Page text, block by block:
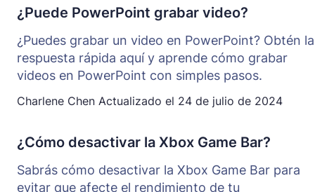
¿Puede PowerPoint grabar video?
¿Puedes grabar un video en PowerPoint? Obtén la
respuesta rápida aquí y aprende cómo grabar
videos en PowerPoint con simples pasos.
Charlene Chen Actualizado el 24 de julio de 2024
¿Cómo desactivar la Xbox Game Bar?
Sabrás cómo desactivar la Xbox Game Bar para
evitar que afecte el rendimiento de tu